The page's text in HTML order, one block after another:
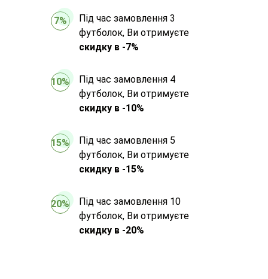
7%
Під час замовлення 3
футболок, Ви отримуєте
скидку в -7%
10%
Під час замовлення 4
футболок, Ви отримуєте
скидку в -10%
15%
Під час замовлення 5
футболок, Ви отримуєте
скидку в -15%
20%
Під час замовлення 10
футболок, Ви отримуєте
скидку в -20%